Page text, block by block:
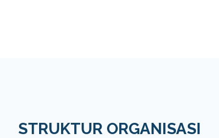
STRUKTUR ORGANISASI